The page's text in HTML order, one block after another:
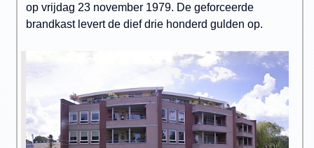
op vrijdag 23 november 1979. De geforceerde
brandkast levert de dief drie honderd gulden op.